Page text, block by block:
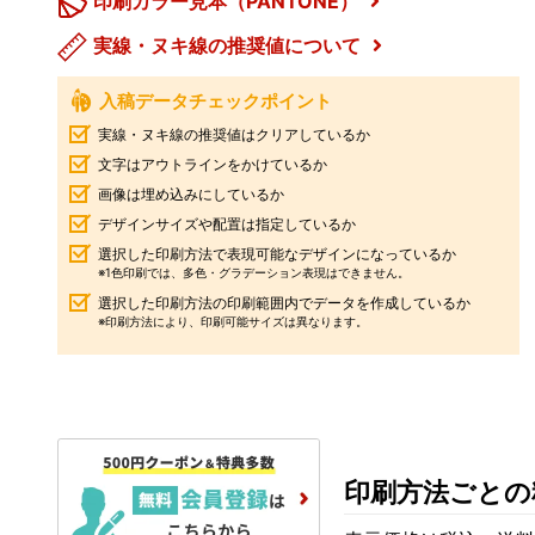
実線・ヌキ線の推奨値について
入稿データチェックポイント
実線・ヌキ線の推奨値はクリアしているか
文字はアウトラインをかけているか
画像は埋め込みにしているか
デザインサイズや配置は指定しているか
選択した印刷方法で表現可能なデザインになっているか
※1色印刷では、多色・グラデーション表現はできません。
選択した印刷方法の印刷範囲内でデータを作成しているか
※印刷方法により、印刷可能サイズは異なります。
印刷方法ごと